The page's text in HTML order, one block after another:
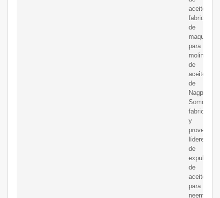
aceite:
fabricante
de
maquinaria
para
molinos
de
aceite
de
Nagpur.
Somos
fabricantes
y
líderes
de
expulsores
de
aceite
para
neem.